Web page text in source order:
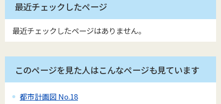
最近チェックしたページ
最近チェックしたページはありません。
このページを見た人はこんなページも見ています
都市計画図 No.18